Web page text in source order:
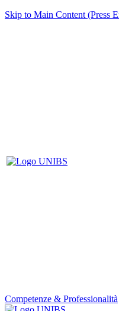
Skip to Main Content (Press
Competenze & Professionalità